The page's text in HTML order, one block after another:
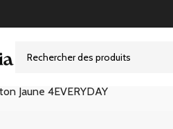
Jaune 4EVERYDAY